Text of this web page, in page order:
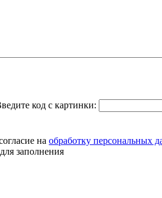
код с картинки:
на обработку персональных
заполнения